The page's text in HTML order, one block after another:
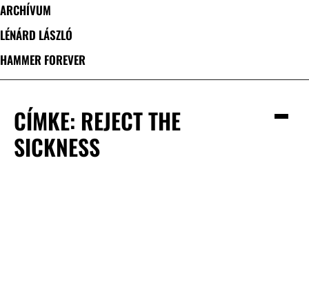
ARCHÍVUM
LÉNÁRD LÁSZLÓ
HAMMER FOREVER
CÍMKE: REJECT THE
SICKNESS